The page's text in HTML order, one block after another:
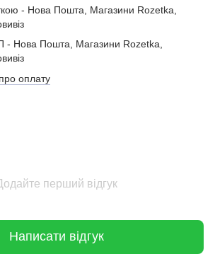
- Нова Пошта, Магазини Rozetka,
- Нова Пошта, Магазини Rozetka,
оплату
перший відгук
Написати відгук